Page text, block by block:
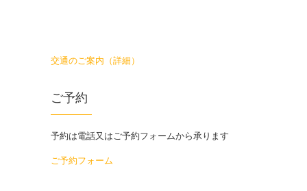
交通のご案内（詳細）
ご予約
予約は電話又はご予約フォームから承ります
ご予約フォーム